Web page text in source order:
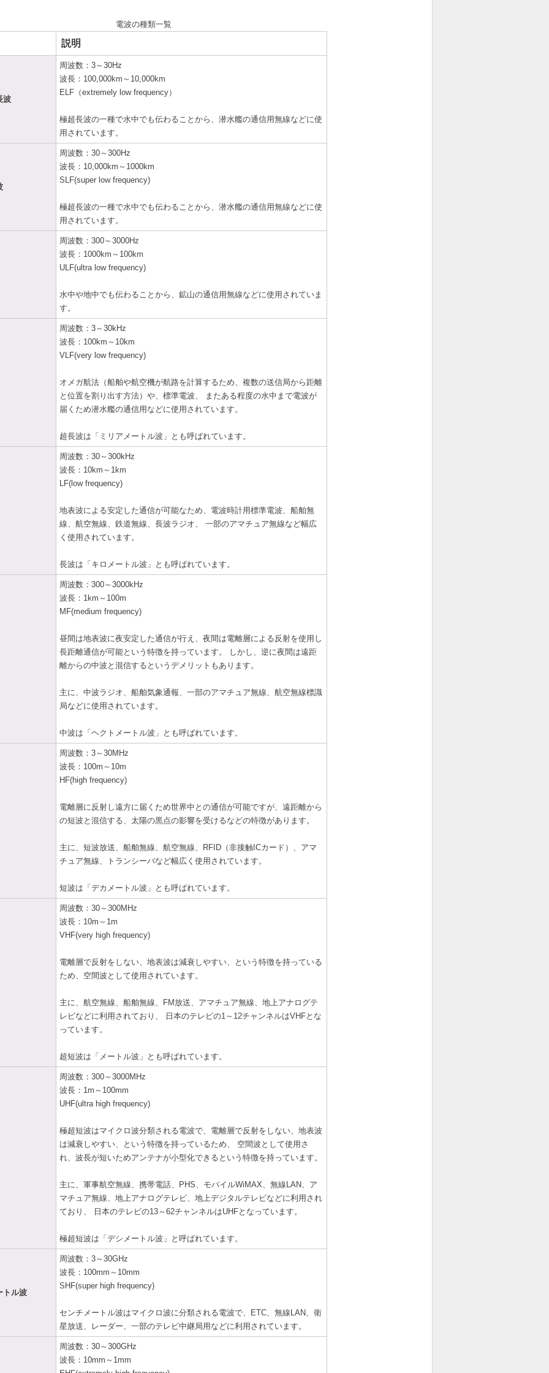
電波の種類一覧
説明
波
周波数：3～30Hz
波長：100,000km～10,000km
ELF（extremely low frequency）
極超長波の一種で水中でも伝わることから、潜水艦の通信用無線などに使
用されています。
周波数：30～300Hz
波長：10,000km～1000km
SLF(super low frequency)
極超長波の一種で水中でも伝わることから、潜水艦の通信用無線などに使
用されています。
周波数：300～3000Hz
波長：1000km～100km
ULF(ultra low frequency)
水中や地中でも伝わることから、鉱山の通信用無線などに使用されていま
す。
周波数：3～30kHz
波長：100km～10km
VLF(very low frequency)
オメガ航法（船舶や航空機が航路を計算するため、複数の送信局から距離
と位置を割り出す方法）や、標準電波、 またある程度の水中まで電波が
届くため潜水艦の通信用などに使用されています。
超長波は「ミリアメートル波」とも呼ばれています。
周波数：30～300kHz
波長：10km～1km
LF(low frequency)
地表波による安定した通信が可能なため、電波時計用標準電波、船舶無
線、航空無線、鉄道無線、長波ラジオ、 一部のアマチュア無線など幅広
く使用されています。
長波は「キロメートル波」とも呼ばれています。
周波数：300～3000kHz
波長：1km～100m
MF(medium frequency)
昼間は地表波に夜安定した通信が行え、夜間は電離層による反射を使用し
長距離通信が可能という特徴を持っています。 しかし、逆に夜間は遠距
離からの中波と混信するというデメリットもあります。
主に、中波ラジオ、船舶気象通報、一部のアマチュア無線、航空無線標識
局などに使用されています。
中波は「ヘクトメートル波」とも呼ばれています。
周波数：3～30MHz
波長：100m～10m
HF(high frequency)
電離層に反射し遠方に届くため世界中との通信が可能ですが、遠距離から
の短波と混信する、太陽の黒点の影響を受けるなどの特徴があります。
主に、短波放送、船舶無線、航空無線、RFID（非接触ICカード）、アマ
チュア無線、トランシーバなど幅広く使用されています。
短波は「デカメートル波」とも呼ばれています。
周波数：30～300MHz
波長：10m～1m
VHF(very high frequency)
電離層で反射をしない、地表波は減衰しやすい、という特徴を持っている
ため、空間波として使用されています。
主に、航空無線、船舶無線、FM放送、アマチュア無線、地上アナログテ
レビなどに利用されており、 日本のテレビの1～12チャンネルはVHFとな
っています。
超短波は「メートル波」とも呼ばれています。
周波数：300～3000MHz
波長：1m～100mm
UHF(ultra high frequency)
極超短波はマイクロ波分類される電波で、電離層で反射をしない、地表波
は減衰しやすい、という特徴を持っているため、 空間波として使用さ
れ、波長が短いためアンテナが小型化できるという特徴を持っています。
主に、軍事航空無線、携帯電話、PHS、モバイルWiMAX、無線LAN、ア
マチュア無線、地上アナログテレビ、地上デジタルテレビなどに利用され
ており、 日本のテレビの13～62チャンネルはUHFとなっています。
極超短波は「デシメートル波」と呼ばれています。
トル波
周波数：3～30GHz
波長：100mm～10mm
SHF(super high frequency)
センチメートル波はマイクロ波に分類される電波で、ETC、無線LAN、衛
星放送、レーダー、一部のテレビ中継局用などに利用されています。
周波数：30～300GHz
波長：10mm～1mm